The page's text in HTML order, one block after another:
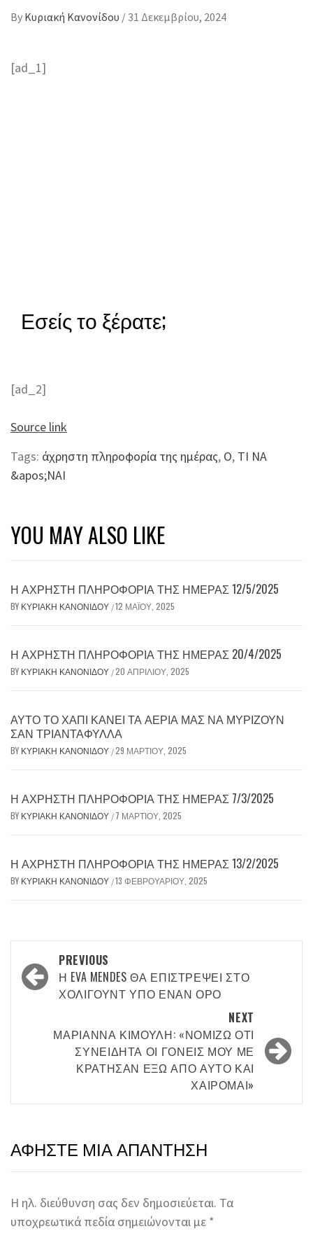
By Κυριακή Κανονίδου / 31 Δεκεμβρίου, 2024
[ad_1]
Εσείς το ξέρατε;
[ad_2]
Source link
Tags: άχρηστη πληροφορία της ημέρας, Ο, ΤΙ ΝΑ
&apos;ΝΑΙ
YOU MAY ALSO LIKE
Η ΆΧΡΗΣΤΗ ΠΛΗΡΟΦΟΡΊΑ ΤΗΣ ΗΜΈΡΑΣ 12/5/2025
BY ΚΥΡΙΑΚΉ ΚΑΝΟΝΊΔΟΥ /12 ΜΑΪ́ΟΥ, 2025
Η ΆΧΡΗΣΤΗ ΠΛΗΡΟΦΟΡΊΑ ΤΗΣ ΗΜΈΡΑΣ 20/4/2025
BY ΚΥΡΙΑΚΉ ΚΑΝΟΝΊΔΟΥ /20 ΑΠΡΙΛΊΟΥ, 2025
ΑΥΤΌ ΤΟ ΧΆΠΙ ΚΆΝΕΙ ΤΑ ΑΈΡΙΆ ΜΑΣ ΝΑ ΜΥΡΊΖΟΥΝ
ΣΑΝ ΤΡΙΑΝΤΆΦΥΛΛΑ
BY ΚΥΡΙΑΚΉ ΚΑΝΟΝΊΔΟΥ /29 ΜΑΡΤΊΟΥ, 2025
Η ΆΧΡΗΣΤΗ ΠΛΗΡΟΦΟΡΊΑ ΤΗΣ ΗΜΈΡΑΣ 7/3/2025
BY ΚΥΡΙΑΚΉ ΚΑΝΟΝΊΔΟΥ / 7 ΜΑΡΤΊΟΥ, 2025
Η ΆΧΡΗΣΤΗ ΠΛΗΡΟΦΟΡΊΑ ΤΗΣ ΗΜΈΡΑΣ 13/2/2025
BY ΚΥΡΙΑΚΉ ΚΑΝΟΝΊΔΟΥ /13 ΦΕΒΡΟΥΑΡΊΟΥ, 2025
Post
navigation
PREVIOUS
Η EVA MENDES ΘΑ ΕΠΙΣΤΡΈΨΕΙ ΣΤΟ
ΧΌΛΙΓΟΥΝΤ ΥΠΌ ΈΝΑΝ ΌΡΟ
NEXT
ΜΑΡΙΆΝΝΑ ΚΙΜΟΎΛΗ: «ΝΟΜΊΖΩ ΌΤΙ
ΣΥΝΕΙΔΗΤΆ ΟΙ ΓΟΝΕΊΣ ΜΟΥ ΜΕ
ΚΡΆΤΗΣΑΝ ΈΞΩ ΑΠΌ ΑΥΤΌ ΚΑΙ
ΧΑΊΡΟΜΑΙ»
ΑΦΉΣΤΕ ΜΙΑ ΑΠΆΝΤΗΣΗ
Η ηλ. διεύθυνση σας δεν δημοσιεύεται. Τα
υποχρεωτικά πεδία σημειώνονται με *